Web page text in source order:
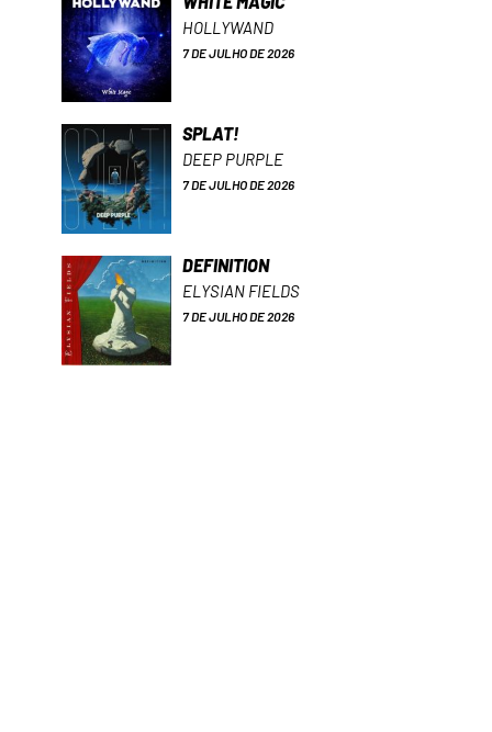
HOLLYWAND
7 DE JULHO DE 2026
SPLAT!
DEEP PURPLE
7 DE JULHO DE 2026
DEFINITION
ELYSIAN FIELDS
7 DE JULHO DE 2026